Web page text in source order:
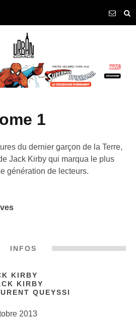
1
du dernier garçon de la Terre,
Jack Kirby qui marqua le plus
génération de lecteurs.
INFOS
KIRBY
KIRBY
QUEYSSI
2013